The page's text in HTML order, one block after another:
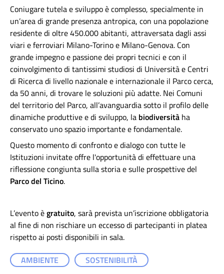
Coniugare tutela e sviluppo è complesso, specialmente in
un’area di grande presenza antropica, con una popolazione
residente di oltre 450.000 abitanti, attraversata dagli assi
viari e ferroviari Milano-Torino e Milano-Genova. Con
grande impegno e passione dei propri tecnici e con il
coinvolgimento di tantissimi studiosi di Università e Centri
di Ricerca di livello nazionale e internazionale il Parco cerca,
da 50 anni, di trovare le soluzioni più adatte. Nei Comuni
del territorio del Parco, all’avanguardia sotto il profilo delle
dinamiche produttive e di sviluppo, la biodiversità ha
conservato uno spazio importante e fondamentale.
Questo momento di confronto e dialogo con tutte le
Istituzioni invitate offre l'opportunità di effettuare una
riflessione congiunta sulla storia e sulle prospettive del
Parco del Ticino.
L’evento ègratuito, sarà prevista un’iscrizione obbligatoria
al fine di non rischiare un eccesso di partecipanti in platea
rispetto ai posti disponibili in sala.
AMBIENTE
SOSTENIBILITÀ